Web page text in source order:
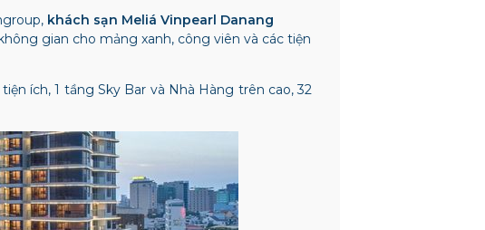
khách sạn Meliá Vinpearl Danang
gian cho mảng xanh, công viên và các tiện
ích, 1 tầng Sky Bar và Nhà Hàng trên cao, 32